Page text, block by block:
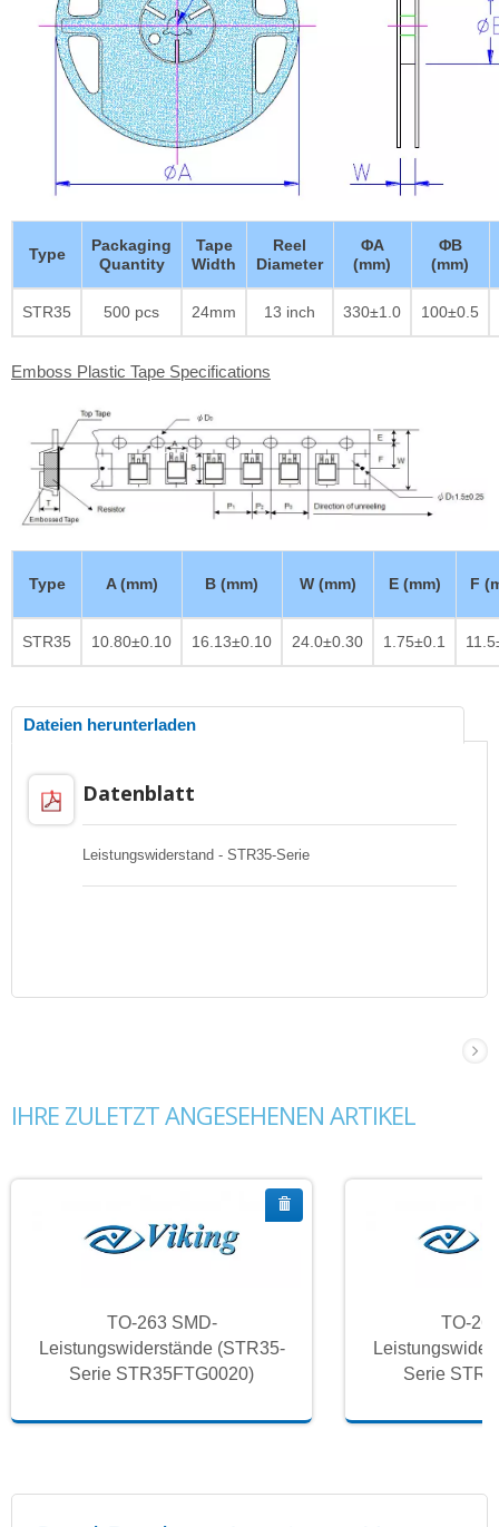
Type
Packaging
Quantity
Tape
Width
Reel
Diameter
ΦA
(mm)
ΦB
(mm)
STR35 500 pcs 24mm 13 inch 330±1.0 100±0.5
Emboss Plastic Tape Specifications
Type A (mm) B (mm) W (mm) E (mm) F
STR35 10.80±0.10 16.13±0.10 24.0±0.30 1.75±0.1
Dateien herunterladen
Datenblatt
Leistungswiderstand - STR35-Serie
IHRE ZULETZT ANGESEHENEN ARTIKEL
TO-263 SMD-
Leistungswiderstände (STR35-
Serie STR35FTG0020)
TO-
Serie